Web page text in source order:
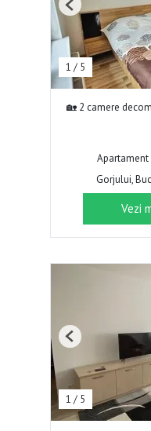
1 / 5
Previous
🏡 2 camere
Apartament
Gorjului,
Vezi
1 / 5
Previous